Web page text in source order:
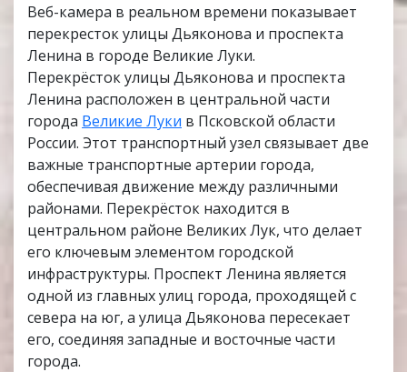
Веб-камера в реальном времени показывает
перекресток улицы Дьяконова и проспекта
Ленина в городе Великие Луки.
Перекрёсток улицы Дьяконова и проспекта
Ленина расположен в центральной части
города Великие Луки в Псковской области
России. Этот транспортный узел связывает две
важные транспортные артерии города,
обеспечивая движение между различными
районами. Перекрёсток находится в
центральном районе Великих Лук, что делает
его ключевым элементом городской
инфраструктуры. Проспект Ленина является
одной из главных улиц города, проходящей с
севера на юг, а улица Дьяконова пересекает
его, соединяя западные и восточные части
города.